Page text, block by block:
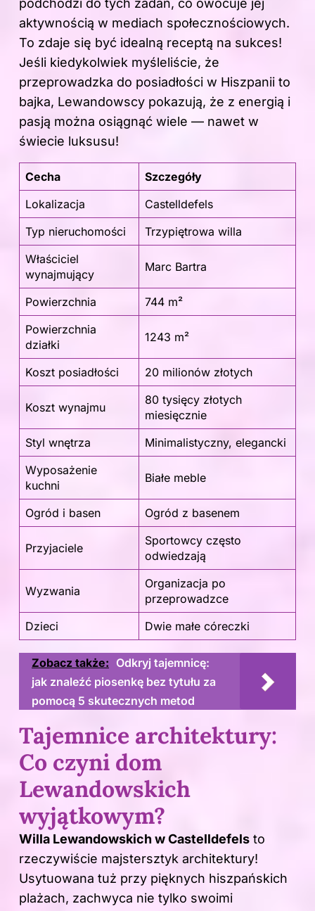
podchodzi do tych zadań, co owocuje jej
aktywnością w mediach społecznościowych.
To zdaje się być idealną receptą na sukces!
Jeśli kiedykolwiek myśleliście, że
przeprowadzka do posiadłości w Hiszpanii to
bajka, Lewandowscy pokazują, że z energią i
pasją można osiągnąć wiele — nawet w
świecie luksusu!
Cecha
Szczegóły
Lokalizacja
Castelldefels
Typ nieruchomości
Trzypiętrowa willa
Właściciel
wynajmujący
Marc Bartra
Powierzchnia
744 m²
Powierzchnia
działki
1243 m²
Koszt posiadłości 20 milionów złotych
Koszt wynajmu
80 tysięcy złotych
miesięcznie
Styl wnętrza
Minimalistyczny, elegancki
Wyposażenie
kuchni
Białe meble
Ogród i basen Ogród z basenem
Przyjaciele
Sportowcy często
odwiedzają
Wyzwania
Organizacja po
przeprowadzce
Dzieci
Dwie małe córeczki
Zobacz także: Odkryj tajemnicę:
jak znaleźć piosenkę bez tytułu za
pomocą 5 skutecznych metod
Tajemnice architektury:
Co czyni dom
Lewandowskich
wyjątkowym?
Willa Lewandowskich w Castelldefels to
rzeczywiście majstersztyk architektury!
Usytuowana tuż przy pięknych hiszpańskich
plażach, zachwyca nie tylko swoimi